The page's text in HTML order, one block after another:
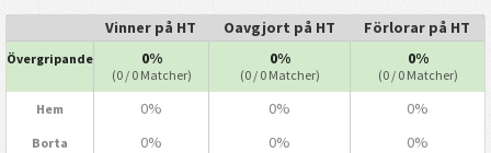
Vinner på HT Oavgjort på HT Förlorar på HT
Övergripande 0%
(0 / 0 Matcher)
0%
(0 / 0 Matcher)
0%
(0 / 0 Matcher)
Hem 0% 0% 0%
Borta 0% 0% 0%